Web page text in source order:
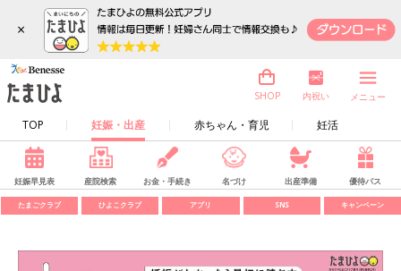
×
TOP 妊娠・出産 赤ちゃん・育児 妊活
SHOP 内祝い メニュー
妊娠早見表 産院検索 お金・手続き 名づけ 出産準備 優待パス
たまごクラブ ひよこクラブ アプリ SNS キャンペーン